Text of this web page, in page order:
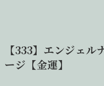
【333】エンジェ
ージ【金運】